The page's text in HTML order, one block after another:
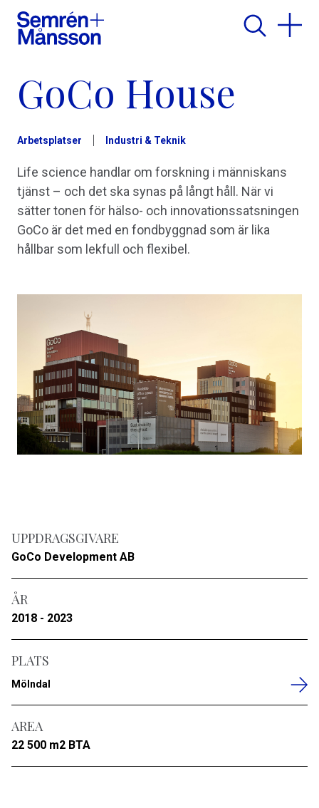
GoCo House
Arbetsplatser Industri & Teknik
Life science handlar om forskning i människans
tjänst – och det ska synas på långt håll. När vi
sätter tonen för hälso- och innovationssatsningen
GoCo är det med en fondbyggnad som är lika
hållbar som lekfull och flexibel.
UPPDRAGSGIVARE
GoCo Development AB
ÅR
2018 - 2023
PLATS
Mölndal
AREA
22 500 m2 BTA